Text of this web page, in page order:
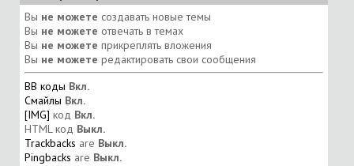
Вы не можете создавать новые темы
Вы не можете отвечать в темах
Вы не можете прикреплять вложения
Вы не можете редактировать свои сообщения
BB коды Вкл.
Смайлы Вкл.
[IMG] код Вкл.
HTML код Выкл.
Trackbacks are Выкл.
Pingbacks are Выкл.